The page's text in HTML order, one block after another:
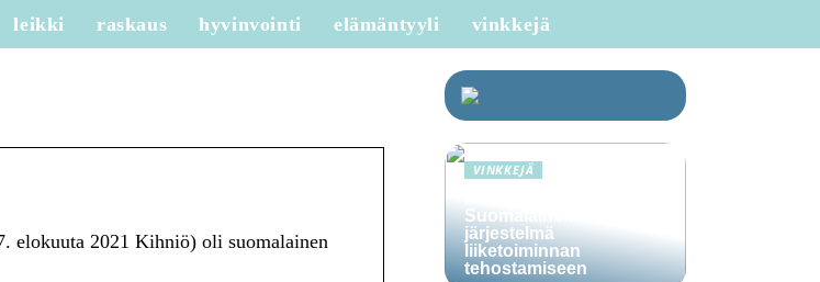
leikki raskaus hyvinvointi elämäntyyli vinkkejä
elokuuta 2021 Kihniö) oli suomalainen
VINKKEJÄ
Suomalainen CRM-
järjestelmä
liiketoiminnan
tehostamiseen